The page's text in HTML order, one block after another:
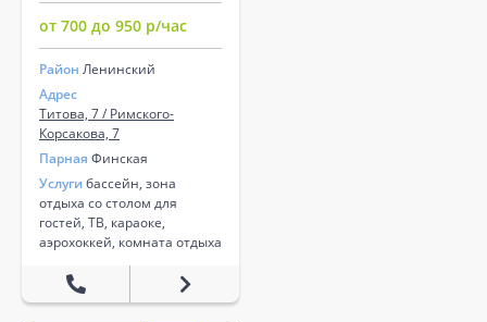
от 700 до 950 р/час
Район Ленинский
Адрес
Титова, 7 / Римского-
Корсакова, 7
Парная Финская
Услуги бассейн, зона
отдыха со столом для
гостей, ТВ, караоке,
аэрохоккей, комната отдыха